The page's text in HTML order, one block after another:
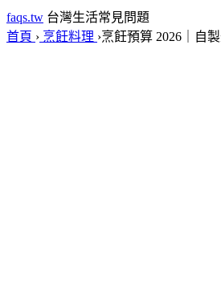
faqs.tw 台灣生活常見問題
首頁 › 烹飪料理 ›烹飪預算 2026｜自